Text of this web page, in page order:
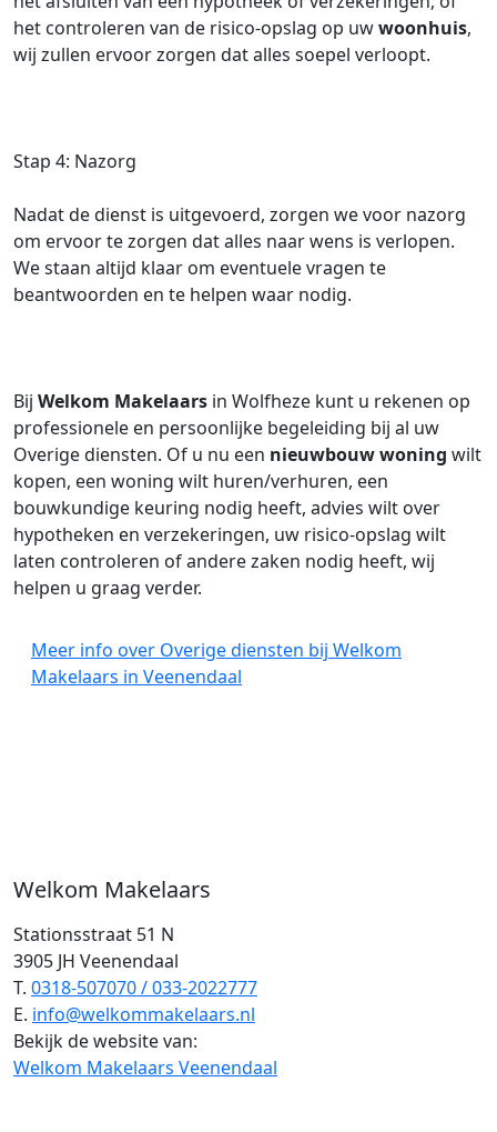
Welkom Makelaars
Stationsstraat 51 N
3905 JH Veenendaal
T. 0318-507070 / 033-2022777
E. info@welkommakelaars.nl
Bekijk de website van:
Welkom Makelaars Veenendaal
het controleren van de risico-opslag op uwwoonhuis,
wij zullen ervoor zorgen dat alles soepel verloopt.
Stap 4: Nazorg
Nadat de dienst is uitgevoerd, zorgen we voor nazorg
om ervoor te zorgen dat alles naar wens is verlopen.
We staan altijd klaar om eventuele vragen te
beantwoorden en te helpen waar nodig.
Bij Welkom Makelaars in Wolfheze kunt u rekenen op
professionele en persoonlijke begeleiding bij al uw
Overige diensten. Of u nu een nieuwbouw woning wilt
kopen, een woning wilt huren/verhuren, een
bouwkundige keuring nodig heeft, advies wilt over
hypotheken en verzekeringen, uw risico-opslag wilt
laten controleren of andere zaken nodig heeft, wij
helpen u graag verder.
Meer info over Overige diensten bij Welkom
Makelaars in Veenendaal